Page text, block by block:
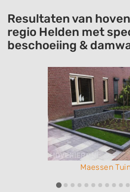
Resultaten van
regio Helden met
beschoeiing &
Maessen